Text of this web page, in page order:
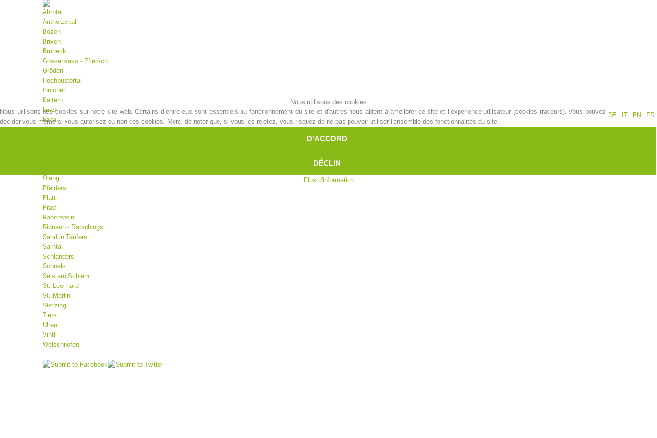
Procédure d'alarme Opération de sauvetage
Ahrntal
Antholzertal
Bozen
Brixen
Bruneck
Gossensass - Pflersch
Gröden
Hochpustertal
Innichen
Kaltern
Laas
Lana
Olang
Pfelders
Platt
Prad
Rabenstein
Ridnaun - Ratschings
Sand in Taufers
Sarntal
Schlanders
Schnals
Seis am Schlern
St. Leonhard
St. Martin
Sterzing
Tiers
Ulten
Vintl
Welschnofen
Nous utilisons des cookies
DE
IT EN FR
Nous utilisons des cookies sur notre site web. Certains d’entre eux sont essentiels au fonctionnement du site et d’autres nous aident à améliorer ce site et l’expérience utilisateur (cookies traceurs). Vous pouvez
décider vous-même si vous autorisez ou non ces cookies. Merci de noter que, si vous les rejetez, vous risquez de ne pas pouvoir utiliser l’ensemble des fonctionnalités du site.
D'ACCORD
DÉCLIN
Plus d'information